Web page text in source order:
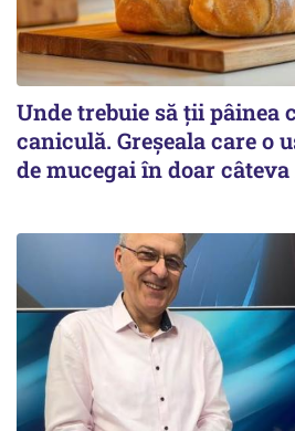
Unde trebuie să ții pâinea
caniculă. Greșeala care o
de mucegai în doar